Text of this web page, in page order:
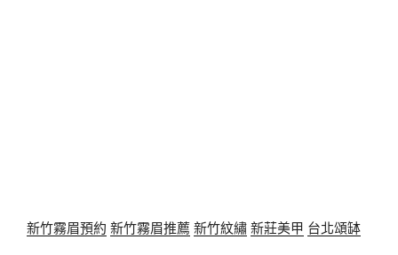
新竹霧眉預約 新竹霧眉推薦 新竹紋繡新莊美甲 台北頌缽